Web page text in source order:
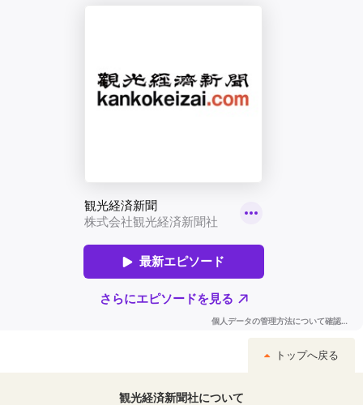
トップへ戻る
観光経済新聞社について